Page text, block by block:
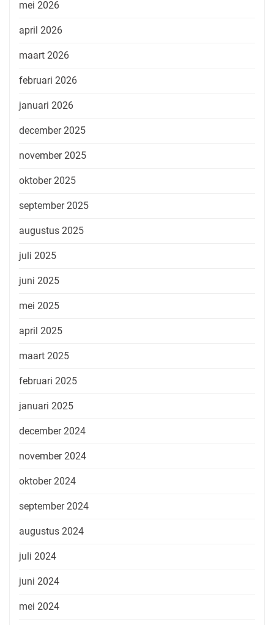
mei 2026
april 2026
maart 2026
februari 2026
januari 2026
december 2025
november 2025
oktober 2025
september 2025
augustus 2025
juli 2025
juni 2025
mei 2025
april 2025
maart 2025
februari 2025
januari 2025
december 2024
november 2024
oktober 2024
september 2024
augustus 2024
juli 2024
juni 2024
mei 2024